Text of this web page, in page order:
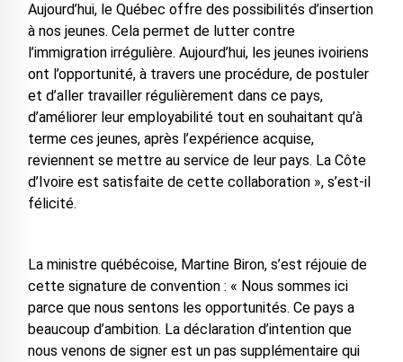
Aujourd’hui, le Québec offre des possibilités d’insertion
à nos jeunes. Cela permet de lutter contre
l’immigration irrégulière. Aujourd’hui, les jeunes ivoiriens
ont l’opportunité, à travers une procédure, de postuler
et d’aller travailler régulièrement dans ce pays,
d’améliorer leur employabilité tout en souhaitant qu’à
terme ces jeunes, après l’expérience acquise,
reviennent se mettre au service de leur pays. La Côte
d’Ivoire est satisfaite de cette collaboration », s’est-il
félicité.
La ministre québécoise, Martine Biron, s’est réjouie de
cette signature de convention : « Nous sommes ici
parce que nous sentons les opportunités. Ce pays a
beaucoup d’ambition. La déclaration d’intention que
nous venons de signer est un pas supplémentaire qui